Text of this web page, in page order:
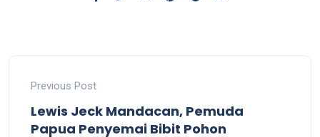
Previous Post
Lewis Jeck Mandacan, Pemuda
Papua Penyemai Bibit Pohon